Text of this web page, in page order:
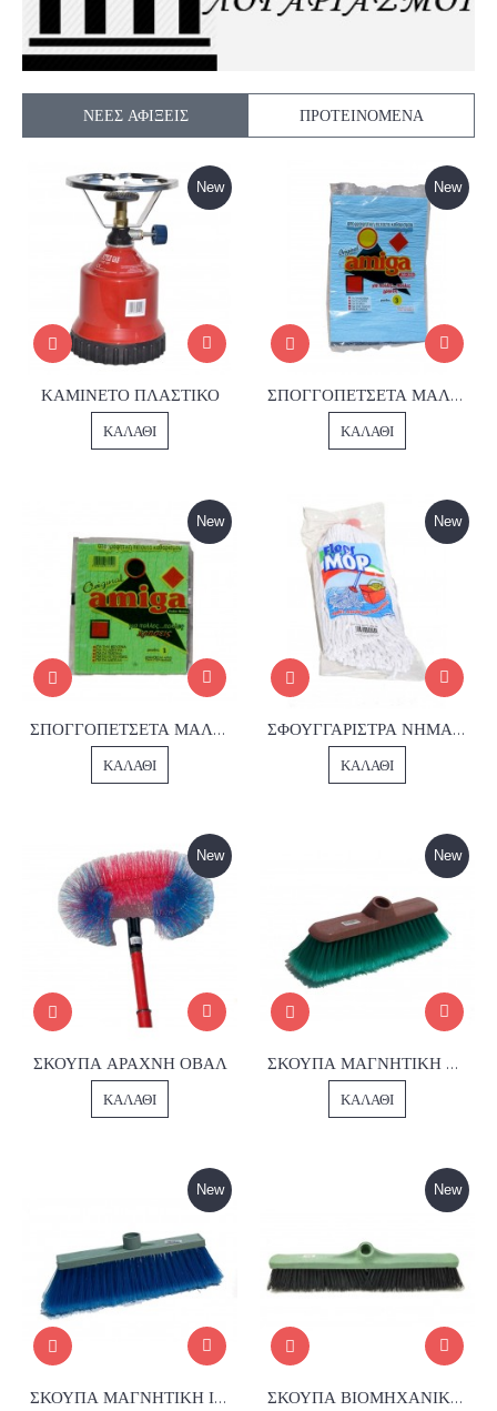
ΝΈΕΣ ΑΦΊΞΕΙΣ ΠΡΟΤΕΙΝΌΜΕΝΑ
New
ΚΑΜΙΝΕΤΟ ΠΛΑΣΤΙΚΟ
ΚΑΛΆΘΙ
New
ΣΠΟΓΓΟΠΕΤΣΕΤΑ ΜΑΛΑΚΗ Νο3
ΚΑΛΆΘΙ
New
ΣΠΟΓΓΟΠΕΤΣΕΤΑ ΜΑΛΑΚΗ Νο.1
ΚΑΛΆΘΙ
New
ΣΦΟΥΓΓΑΡΙΣΤΡΑ ΝΗΜΑ 250gr.
ΚΑΛΆΘΙ
New
ΣΚΟΥΠΑ ΑΡΑΧΝΗ ΟΒΑΛ
ΚΑΛΆΘΙ
New
ΣΚΟΥΠΑ ΜΑΓΝΗΤΙΚΗ ΛΟΞΗ Νο306
ΚΑΛΆΘΙ
New
ΣΚΟΥΠΑ ΜΑΓΝΗΤΙΚΗ ΙΣΙΑ No305
New
ΣΚΟΥΠΑ ΒΙΟΜΗΧΑΝΙΚΗ ΑΣΦΑΛΤΟΥ 60κ.